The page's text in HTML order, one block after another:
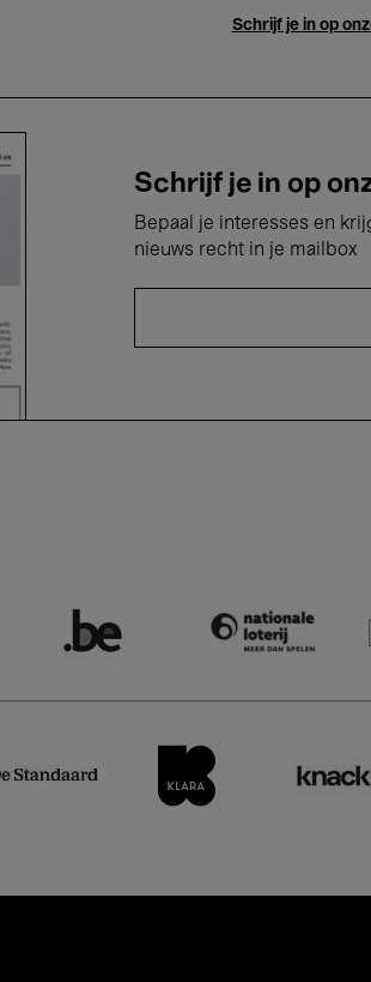
Schrijf je in op
Schrijf je in op
Bepaal je interesses en
nieuws recht in je mailbox